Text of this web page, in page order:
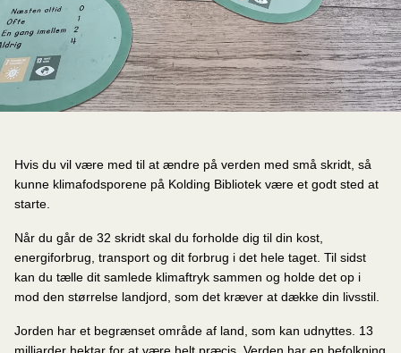
Hvis du vil være med til at ændre på verden med små skridt, så
kunne klimafodsporene på Kolding Bibliotek være et godt sted at
starte.
Når du går de 32 skridt skal du forholde dig til din kost,
energiforbrug, transport og dit forbrug i det hele taget. Til sidst
kan du tælle dit samlede klimaftryk sammen og holde det op i
mod den størrelse landjord, som det kræver at dække din livsstil.
Jorden har et begrænset område af land, som kan udnyttes. 13
milliarder hektar for at være helt præcis. Verden har en befolkning